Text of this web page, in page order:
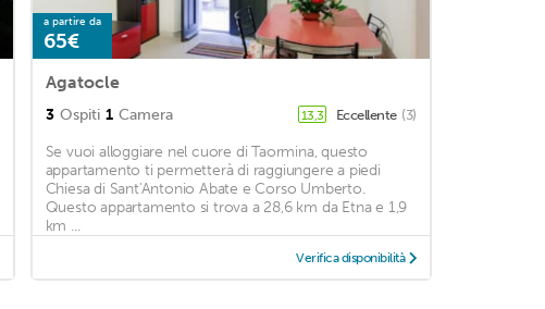
a partire da
65€
Agatocle
3 Ospiti 1 Camera 13,3 Eccellente (3)
Se vuoi alloggiare nel cuore di Taormina, questo
appartamento ti permetterà di raggiungere a piedi
Chiesa di Sant'Antonio Abate e Corso Umberto.
Questo appartamento si trova a 28,6 km da Etna e 1,9
km ...
Verifica disponibilità